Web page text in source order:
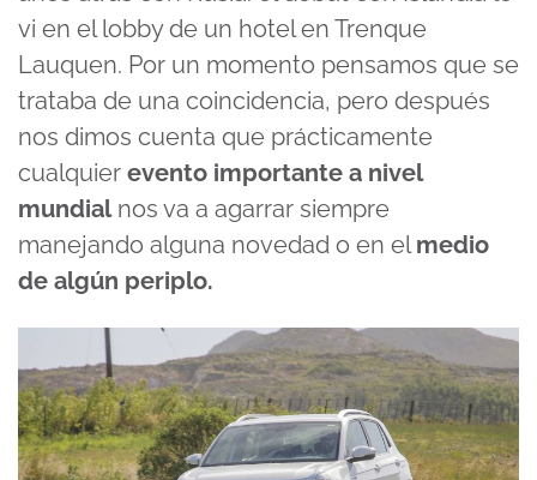
vi en el lobby de un hotel en Trenque
Lauquen. Por un momento pensamos que se
trataba de una coincidencia, pero después
nos dimos cuenta que prácticamente
cualquier evento importante a nivel
mundialnos va a agarrar siempre
manejando alguna novedad o en elmedio
de algún periplo.